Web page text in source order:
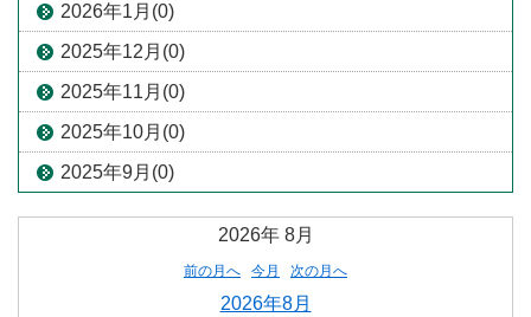
2026年1月(0)
2025年12月(0)
2025年11月(0)
2025年10月(0)
2025年9月(0)
2026年 8月
前の月へ 今月 次の月へ
2026年8月